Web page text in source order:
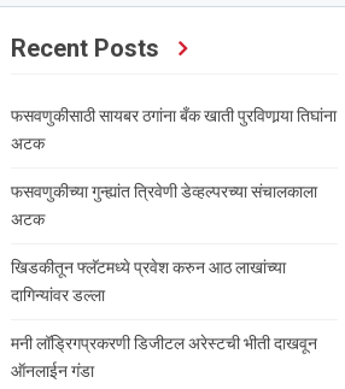
Recent Posts
फसवणुकीसाठी सायबर ठगांना बँक खाती पुरविणार्‍या तिघांना
अटक
फसवणुकीच्या गुन्ह्यांत त्रिवेणी डेव्हल्परच्या संचालकाला
अटक
खिडकीतून फ्लॅटमध्ये प्रवेश करुन आठ लाखांच्या
दागिन्यांवर डल्ला
मनी लॉड्रिगप्रकरणी डिजीटल अरेस्टची भीती दाखवून
ऑनलाईन गंडा